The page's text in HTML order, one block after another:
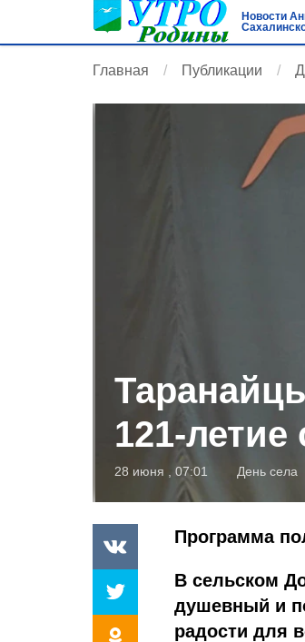
Новости
Главная Публикации
121‑летие
28 июня , 07:01 День села
Программа
В сельском
душевный и
радости для